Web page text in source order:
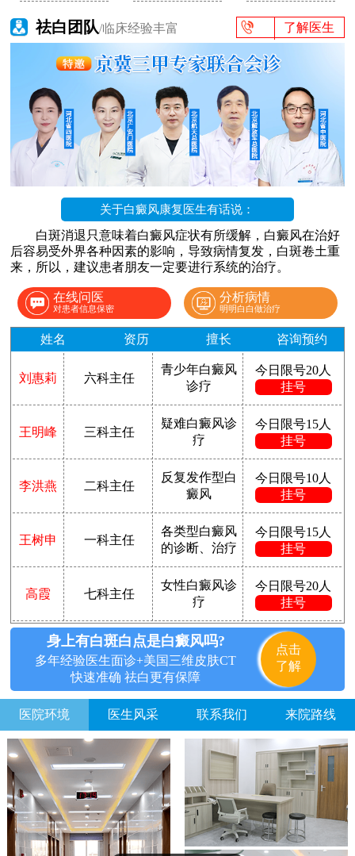
祛白团队/临床经验丰富 了解医生
关于白癜风康复医生有话说：
白斑消退只意味着白癜风症状有所缓解，白癜风在治好
后容易受外界各种因素的影响，导致病情复发，白斑卷土重
来，所以，建议患者朋友一定要进行系统的治疗。
在线问医
对患者信息保密
分析病情
明明白白做治疗
姓名 资历 擅长 咨询预约
刘惠莉 六科主任
青少年白癜风
诊疗
今日限号20人
挂号
王明峰 三科主任
疑难白癜风诊
疗
今日限号15人
挂号
李洪燕 二科主任
反复发作型白
癜风
今日限号10人
挂号
王树申 一科主任
各类型白癜风
的诊断、治疗
今日限号15人
挂号
高霞 七科主任
女性白癜风诊
疗
今日限号20人
挂号
身上有白斑白点是白癜风吗?
多年经验医生面诊+美国三维皮肤CT
快速准确 祛白更有保障
点击
了解
医院环境 医生风采 联系我们 来院路线